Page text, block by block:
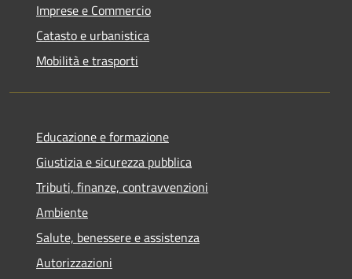
Imprese e Commercio
Catasto e urbanistica
Mobilità e trasporti
Educazione e formazione
Giustizia e sicurezza pubblica
Tributi, finanze, contravvenzioni
Ambiente
Salute, benessere e assistenza
Autorizzazioni